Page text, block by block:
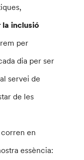
inclusió
per
dia per ser
servei de
de les
en
essència: